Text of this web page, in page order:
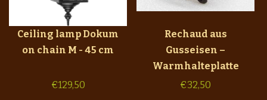
Ceiling lamp Dokum
on chain M - 45 cm
€129,50
Rechaud aus
Gusseisen –
Warmhalteplatte
€32,50